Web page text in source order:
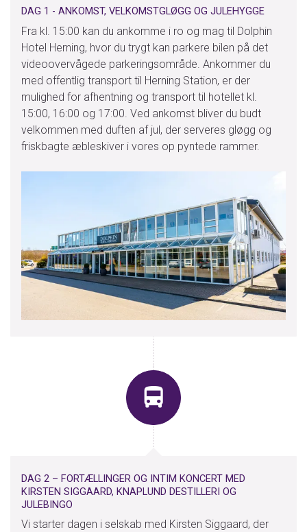
7400Herning
Kontaktformular Ring til os
DAG 1 - ANKOMST, VELKOMSTGLØGG OG JULEHYGGE
Fra kl. 15:00 kan du ankomme i ro og mag til Dolphin
Hotel Herning, hvor du trygt kan parkere bilen på det
videoovervågede parkeringsområde. Ankommer du
med offentlig transport til Herning Station, er der
mulighed for afhentning og transport til hotellet kl.
15:00, 16:00 og 17:00. Ved ankomst bliver du budt
velkommen med duften af jul, der serveres gløgg og
friskbagte æbleskiver i vores op pyntede rammer.
DAG 2 – FORTÆLLINGER OG INTIM KONCERT MED
KIRSTEN SIGGAARD, KNAPLUND DESTILLERI OG
JULEBINGO
Vi starter dagen i selskab med Kirsten Siggaard, der